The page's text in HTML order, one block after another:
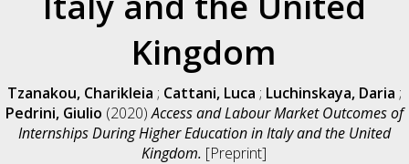
Kingdom
Tzanakou, Charikleia ; Cattani, Luca ; Luchinskaya, Daria ;
Pedrini, Giulio (2020)Access and Labour Market Outcomes of
Internships During Higher Education in Italy and the United
Kingdom. [Preprint]